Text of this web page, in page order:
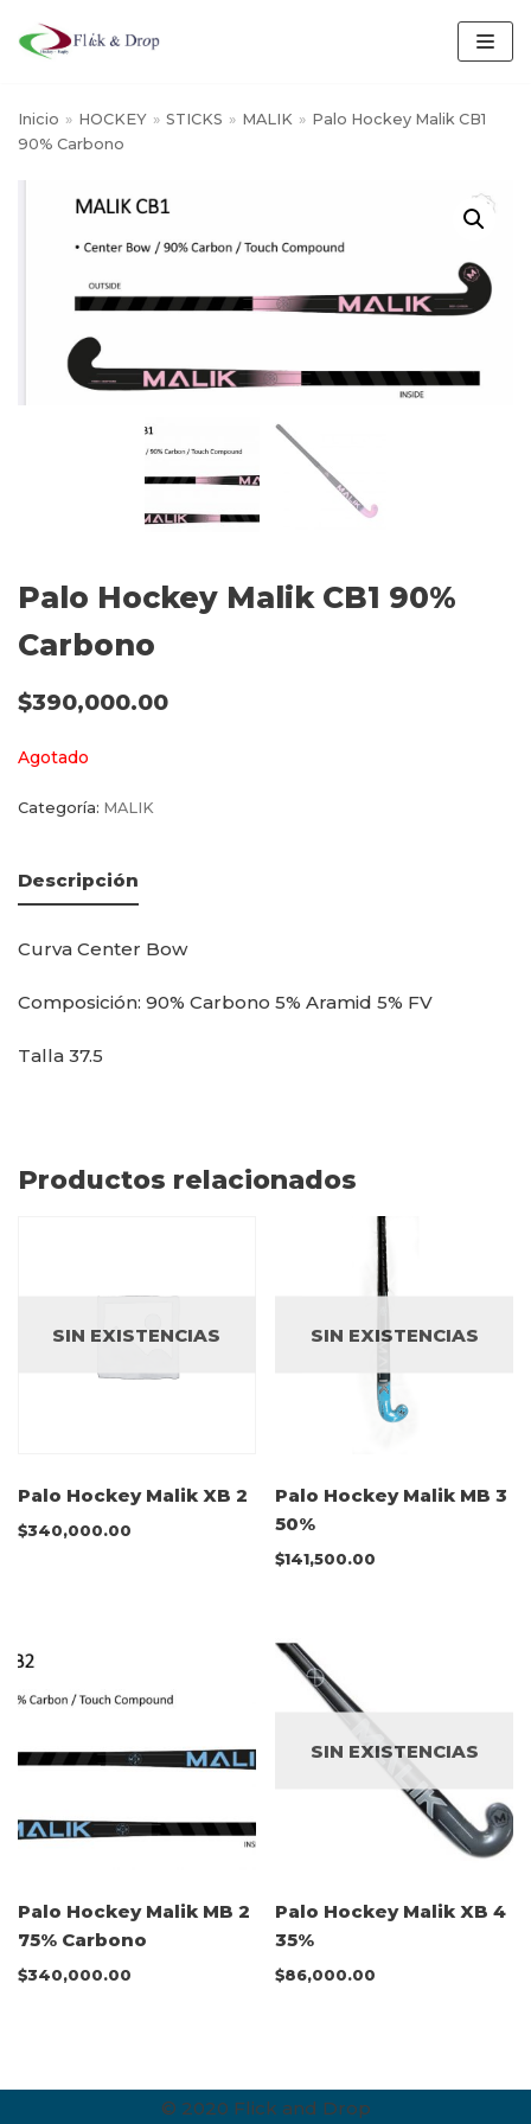
Saltar
al
Inicio » HOCKEY » STICKS » MALIK » Palo Hockey Malik CB1
90% Carbono
Palo Hockey Malik CB1 90%
Carbono
$390,000.00
Agotado
Categoría: MALIK
Descripción
Curva Center Bow
Composición: 90% Carbono 5% Aramid 5% FV
Talla 37.5
Productos relacionados
SIN EXISTENCIAS
Palo Hockey Malik XB 2
$340,000.00
SIN EXISTENCIAS
Palo Hockey Malik MB 3
50%
$141,500.00
Palo Hockey Malik MB 2
75% Carbono
$340,000.00
SIN EXISTENCIAS
Palo Hockey Malik XB 4
35%
$86,000.00
© 2020 Flick and Drop